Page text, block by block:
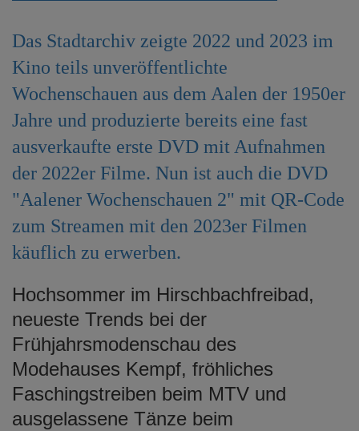
Das Stadtarchiv zeigte 2022 und 2023 im
Kino teils unveröffentlichte
Wochenschauen aus dem Aalen der 1950er
Jahre und produzierte bereits eine fast
ausverkaufte erste DVD mit Aufnahmen
der 2022er Filme. Nun ist auch die DVD
"Aalener Wochenschauen 2" mit QR-Code
zum Streamen mit den 2023er Filmen
käuflich zu erwerben.
Hochsommer im Hirschbachfreibad,
neueste Trends bei der
Frühjahrsmodenschau des
Modehauses Kempf, fröhliches
Faschingstreiben beim MTV und
ausgelassene Tänze beim